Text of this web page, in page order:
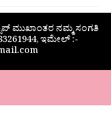
ಮುಖಾಂತರ ನಮ್ಮ ಸಂಗತಿ
ಇಮೇಲ್ :-